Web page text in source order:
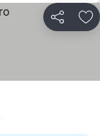
Partilhar